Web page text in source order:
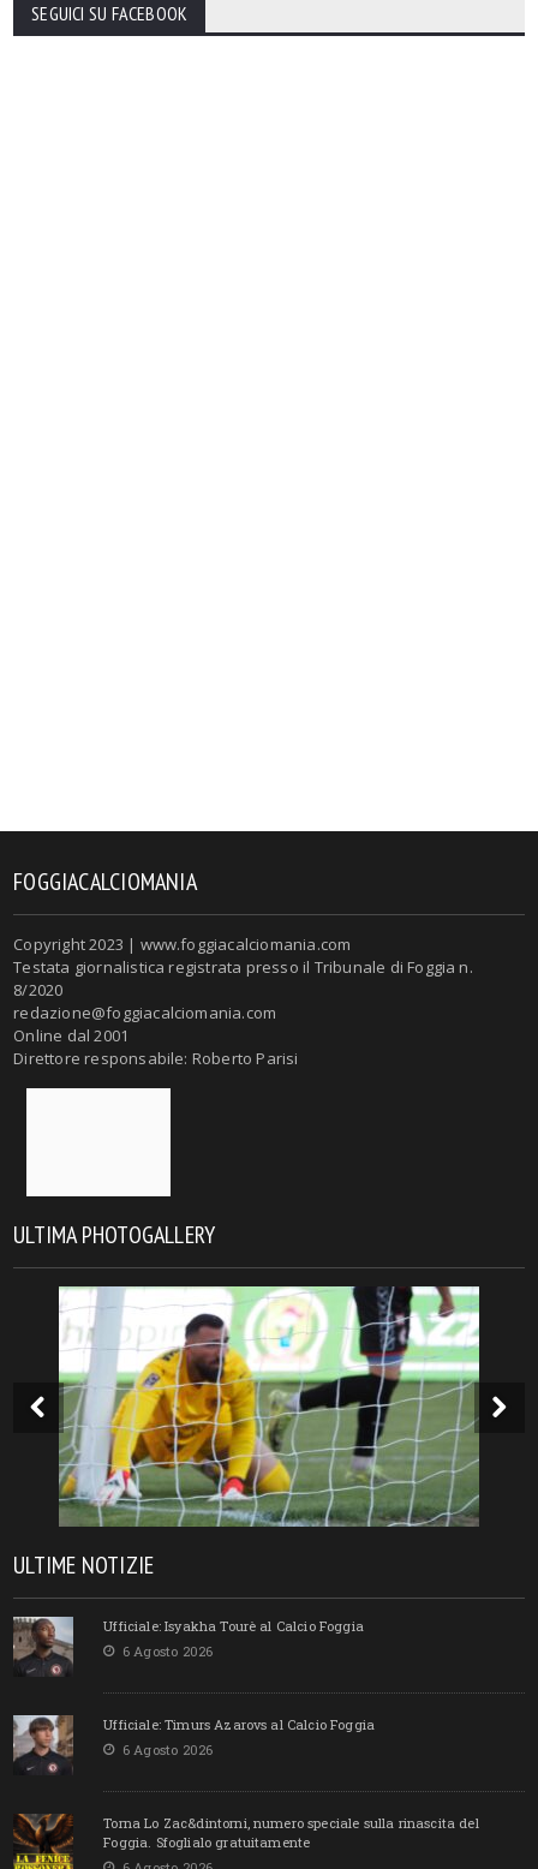
SEGUICI SU FACEBOOK
FOGGIACALCIOMANIA
Copyright 2023 | www.foggiacalciomania.com
Testata giornalistica registrata presso il Tribunale di Foggia n.
8/2020
redazione@foggiacalciomania.com
Online dal 2001
Direttore responsabile: Roberto Parisi
ULTIMA PHOTOGALLERY
ULTIME NOTIZIE
Ufficiale: Isyakha Tourè al Calcio Foggia
6 Agosto 2026
Ufficiale: Timurs Azarovs al Calcio Foggia
6 Agosto 2026
Torna Lo Zac&dintorni, numero speciale sulla rinascita del
Foggia. Sfoglialo gratuitamente